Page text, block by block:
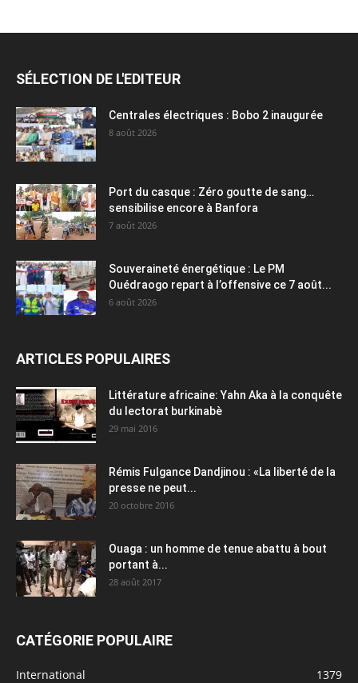
SÉLECTION DE L'EDITEUR
Centrales électriques : Bobo 2 inaugurée
8 août 2026
Port du casque : Zéro goutte de sang…
sensibilise encore à Banfora
7 août 2026
Souveraineté énergétique : Le PM
Ouédraogo repart à l’offensive ce 7 août...
6 août 2026
ARTICLES POPULAIRES
Littérature africaine: Yahn Aka à la conquête
du lectorat burkinabè
29 mai 2016
Rémis Fulgance Dandjinou : «La liberté de la
presse ne peut...
20 octobre 2016
Ouaga : un homme de tenue abattu à bout
portant à...
28 août 2017
CATÉGORIE POPULAIRE
International
1379